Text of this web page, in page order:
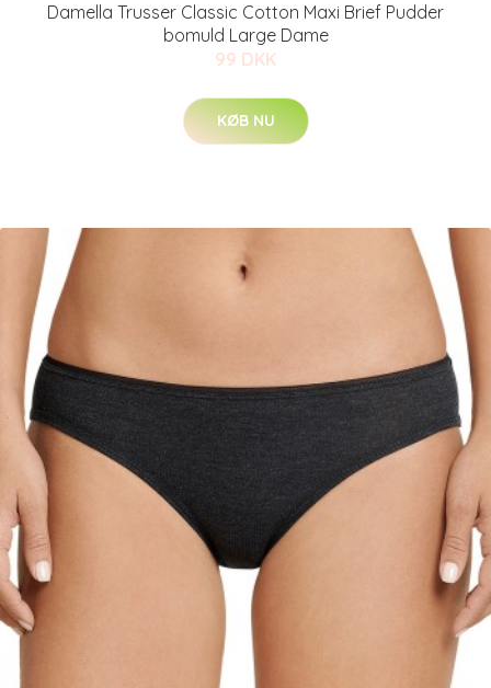
Damella Trusser Classic Cotton Maxi Brief Pudder
bomuld Large Dame
99 DKK
KØB NU